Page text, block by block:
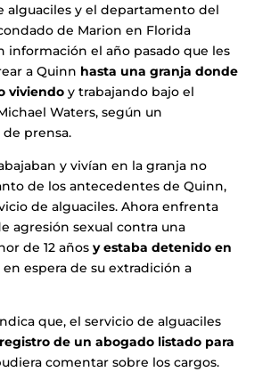
alguaciles y el departamento del
de Marion en Florida
información el año pasado que les
a Quinn hasta una granja donde
viviendoy trabajando bajo el
Waters, según un
prensa.
y vivían en la granja no
de los antecedentes de Quinn,
de alguaciles. Ahoraenfrenta
agresión sexual contra una
de 12 años y estaba detenido en
en espera de su extradición a
que, el servicio de alguaciles
de un abogado listado para
comentar sobre los cargos.